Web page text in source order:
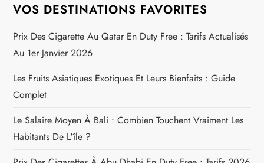
g
a
t
i
o
VOS DESTINATIONS FAVORITES
Prix Des Cigarette Au Qatar En Duty Free : Tarifs Actualisés
Au 1er Janvier 2026
Les Fruits Asiatiques Exotiques Et Leurs Bienfaits : Guide
Complet
Le Salaire Moyen À Bali : Combien Touchent Vraiment Les
Habitants De L'île ?